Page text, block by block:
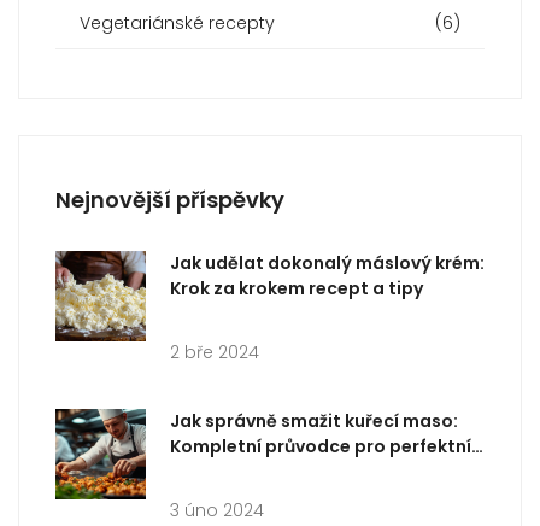
Vegetariánské recepty (6)
Nejnovější příspěvky
Jak udělat dokonalý máslový krém:
Krok za krokem recept a tipy
2 bře 2024
Jak správně smažit kuřecí maso:
Kompletní průvodce pro perfektní
3 úno 2024